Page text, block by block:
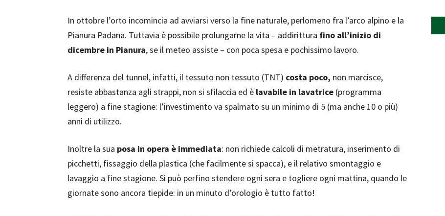
In ottobre l’orto incomincia ad avviarsi verso la fine naturale, perlomeno fra l’arco alpino e la
Pianura Padana. Tuttavia è possibile prolungarne la vita – addirittura fino all’inizio di
dicembre in Pianura, se il meteo assiste – con poca spesa e pochissimo lavoro.
A differenza del tunnel, infatti, il tessuto non tessuto (TNT) costa poco, non marcisce,
resiste abbastanza agli strappi, non si sfilaccia ed è lavabile in lavatrice (programma
leggero) a fine stagione: l’investimento va spalmato su un minimo di 5 (ma anche 10 o più)
anni di utilizzo.
Inoltre la sua posa in opera è immediata: non richiede calcoli di metratura, inserimento di
picchetti, fissaggio della plastica (che facilmente si spacca), e il relativo smontaggio e
lavaggio a fine stagione. Si può perfino stendere ogni sera e togliere ogni mattina, quando le
giornate sono ancora tiepide: in un minuto d’orologio è tutto fatto!